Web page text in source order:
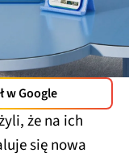
w Google
że na ich
się nowa